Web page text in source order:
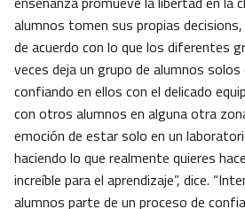
alumnos tomen sus propias
de acuerdo con lo que los diferentes
veces deja un grupo de alumnos
confiando en ellos con el delicado
con otros alumnos en alguna otra
emoción de estar solo en un
haciendo lo que realmente quieres
increíble para el aprendizaje”, dice.
alumnos parte de un proceso de